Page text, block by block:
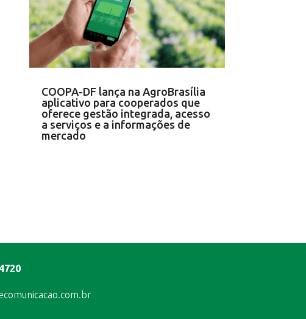
COOPA-DF lança na AgroBrasília
aplicativo para cooperados que
oferece gestão integrada, acesso
a serviços e a informações de
mercado